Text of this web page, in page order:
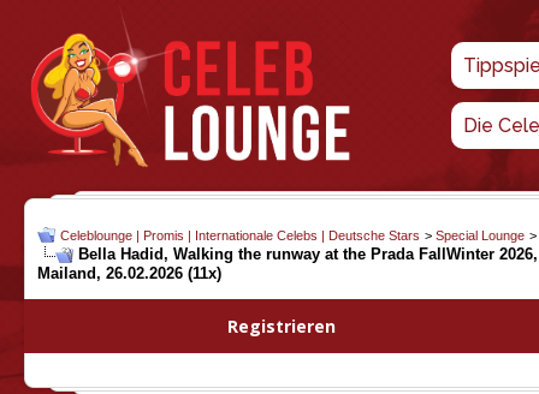
Die
Celeblounge | Promis | Internationale Celebs | Deutsche Stars > Special Lounge >
Bella Hadid, Walking the runway at the Prada FallWinter
Mailand, 26.02.2026 (11x)
Registrieren